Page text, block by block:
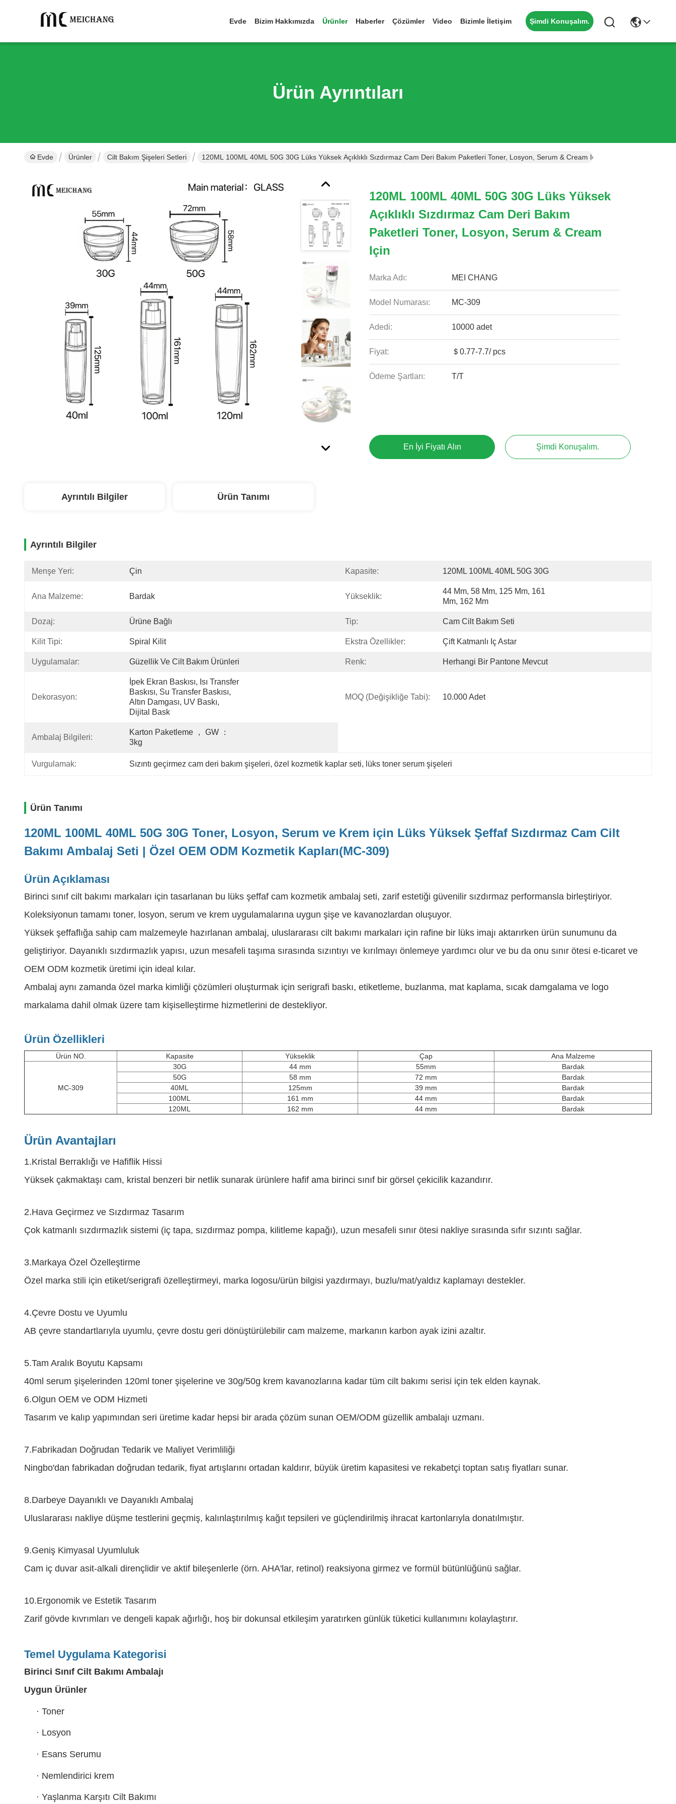
Evde Bizim Hakkımızda Ürünler Haberler Çözümler Video Bizimle İletişim Şimdi Konuşalım.
Ürün Ayrıntıları
Evde Ürünler Cilt Bakım Şişeleri Setleri 120ML 100ML 40ML 50G 30G Lüks Yüksek Açıklıklı Sızdırmaz Cam Deri Bakım Paketleri Toner, Losyon, Serum & Cream Için
120ML 100ML 40ML 50G 30G Lüks Yüksek
Açıklıklı Sızdırmaz Cam Deri Bakım
Paketleri Toner, Losyon, Serum & Cream
Için
Marka Adı: MEI CHANG
Model Numarası: MC-309
Adedi: 10000 adet
Fiyat: ＄0.77-7.7/ pcs
Ödeme Şartları: T/T
En İyi Fiyatı Alın Şimdi Konuşalım.
Ayrıntılı Bilgiler Ürün Tanımı
Ayrıntılı Bilgiler
Menşe Yeri: Çin Kapasite: 120ML 100ML 40ML 50G 30G
Ana Malzeme: Bardak Yükseklik:
44 Mm, 58 Mm, 125 Mm, 161
Mm, 162 Mm
Dozaj: Ürüne Bağlı Tip: Cam Cilt Bakım Seti
Kilit Tipi: Spiral Kilit Ekstra Özellikler: Çift Katmanlı Iç Astar
Uygulamalar: Güzellik Ve Cilt Bakım Ürünleri Renk: Herhangi Bir Pantone Mevcut
Dekorasyon:
İpek Ekran Baskısı, Isı Transfer
Baskısı, Su Transfer Baskısı,
Altın Damgası, UV Baskı,
Dijital Bask
MOQ (Değişikliğe Tabi): 10.000 Adet
Ambalaj Bilgileri:
Karton Paketleme ， GW ：
3kg
Vurgulamak: Sızıntı geçirmez cam deri bakım şişeleri, özel kozmetik kaplar seti, lüks toner serum şişeleri
Ürün Tanımı
120ML 100ML 40ML 50G 30G Toner, Losyon, Serum ve Krem için Lüks Yüksek Şeffaf Sızdırmaz Cam Cilt
Bakımı Ambalaj Seti | Özel OEM ODM Kozmetik Kapları(MC-309)
Ürün Açıklaması
Birinci sınıf cilt bakımı markaları için tasarlanan bu lüks şeffaf cam kozmetik ambalaj seti, zarif estetiği güvenilir sızdırmaz performansla birleştiriyor.
Koleksiyonun tamamı toner, losyon, serum ve krem ​​uygulamalarına uygun şişe ve kavanozlardan oluşuyor.
Yüksek şeffaflığa sahip cam malzemeyle hazırlanan ambalaj, uluslararası cilt bakımı markaları için rafine bir lüks imajı aktarırken ürün sunumunu da
geliştiriyor. Dayanıklı sızdırmazlık yapısı, uzun mesafeli taşıma sırasında sızıntıyı ve kırılmayı önlemeye yardımcı olur ve bu da onu sınır ötesi e-ticaret ve
OEM ODM kozmetik üretimi için ideal kılar.
Ambalaj aynı zamanda özel marka kimliği çözümleri oluşturmak için serigrafi baskı, etiketleme, buzlanma, mat kaplama, sıcak damgalama ve logo
markalama dahil olmak üzere tam kişiselleştirme hizmetlerini de destekliyor.
Ürün Özellikleri
Ürün NO. Kapasite Yükseklik Çap Ana Malzeme
MC-309
30G 44 mm 55mm
Bardak
50G
58 mm 72 mm
Bardak
40ML
125mm 39 mm
Bardak
100ML
161 mm 44 mm
Bardak
120ML
162 mm 44 mm Bardak
Ürün Avantajları
1.Kristal Berraklığı ve Hafiflik Hissi
Yüksek çakmaktaşı cam, kristal benzeri bir netlik sunarak ürünlere hafif ama birinci sınıf bir görsel çekicilik kazandırır.
2.Hava Geçirmez ve Sızdırmaz Tasarım
Çok katmanlı sızdırmazlık sistemi (iç tapa, sızdırmaz pompa, kilitleme kapağı), uzun mesafeli sınır ötesi nakliye sırasında sıfır sızıntı sağlar.
3.Markaya Özel Özelleştirme
Özel marka stili için etiket/serigrafi özelleştirmeyi, marka logosu/ürün bilgisi yazdırmayı, buzlu/mat/yaldız kaplamayı destekler.
4.Çevre Dostu ve Uyumlu
AB çevre standartlarıyla uyumlu, çevre dostu geri dönüştürülebilir cam malzeme, markanın karbon ayak izini azaltır.
5.Tam Aralık Boyutu Kapsamı
40ml serum şişelerinden 120ml toner şişelerine ve 30g/50g krem ​​kavanozlarına kadar tüm cilt bakımı serisi için tek elden kaynak.
6.Olgun OEM ve ODM Hizmeti
Tasarım ve kalıp yapımından seri üretime kadar hepsi bir arada çözüm sunan OEM/ODM güzellik ambalajı uzmanı.
7.Fabrikadan Doğrudan Tedarik ve Maliyet Verimliliği
Ningbo'dan fabrikadan doğrudan tedarik, fiyat artışlarını ortadan kaldırır, büyük üretim kapasitesi ve rekabetçi toptan satış fiyatları sunar.
8.Darbeye Dayanıklı ve Dayanıklı Ambalaj
Uluslararası nakliye düşme testlerini geçmiş, kalınlaştırılmış kağıt tepsileri ve güçlendirilmiş ihracat kartonlarıyla donatılmıştır.
9.Geniş Kimyasal Uyumluluk
Cam iç duvar asit-alkali dirençlidir ve aktif bileşenlerle (örn. AHA'lar, retinol) reaksiyona girmez ve formül bütünlüğünü sağlar.
10.Ergonomik ve Estetik Tasarım
Zarif gövde kıvrımları ve dengeli kapak ağırlığı, hoş bir dokunsal etkileşim yaratırken günlük tüketici kullanımını kolaylaştırır.
Temel Uygulama Kategorisi
Birinci Sınıf Cilt Bakımı Ambalajı
Uygun Ürünler
· Toner
· Losyon
· Esans Serumu
· Nemlendirici krem
· Yaşlanma Karşıtı Cilt Bakımı